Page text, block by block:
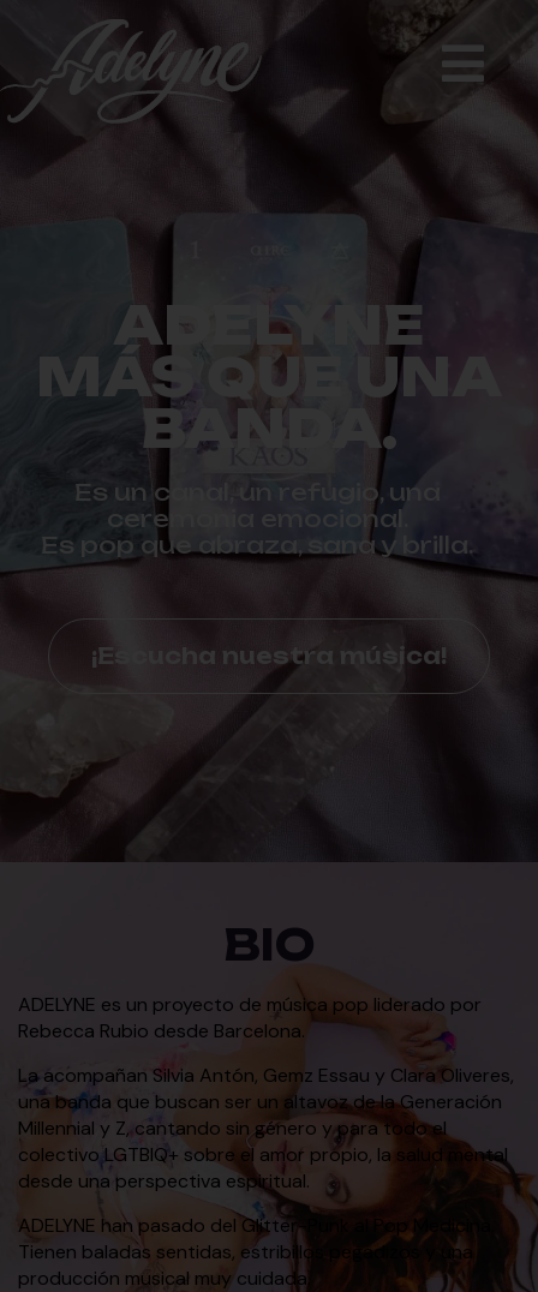
ADELYNE
MÁS QUE UNA
BANDA.
Es un canal, un refugio, una
ceremonia emocional.
Es pop que abraza, sana y brilla.
¡Escucha nuestra música!
BIO
ADELYNE es un proyecto de música pop liderado por
Rebecca Rubio desde Barcelona.
La acompañan Silvia Antón, Gemz Essau y Clara Oliveres,
una banda que buscan ser un altavoz de la Generación
Millennial y Z, cantando sin género y para todo el
colectivo LGTBIQ+ sobre el amor propio, la salud mental
desde una perspectiva espiritual.
ADELYNE han pasado del Glitter-Punk al Pop Medicina.
Tienen baladas sentidas, estribillos pegadizos y una
producción musical muy cuidada.